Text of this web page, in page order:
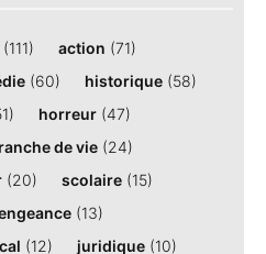
(111) action (71)
(60) historique (58)
horreur (47)
de vie (24)
(20) scolaire (15)
(13)
(12) juridique (10)